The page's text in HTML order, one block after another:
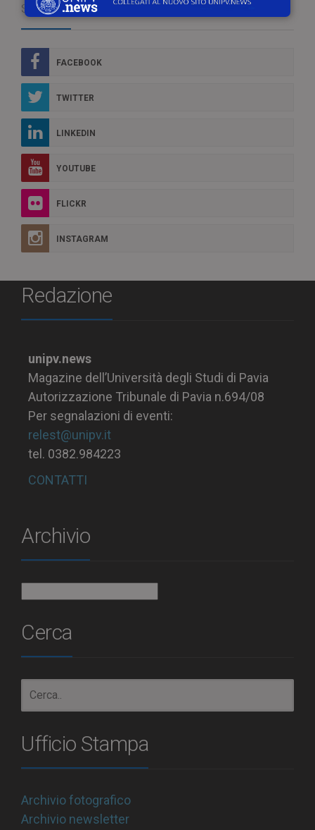
Social Box
FACEBOOK
TWITTER
LINKEDIN
YOUTUBE
FLICKR
INSTAGRAM
Redazione
unipv.news
Magazine dell’Università degli Studi di Pavia
Autorizzazione Tribunale di Pavia n.694/08
Per segnalazioni di eventi:
relest@unipv.it
tel. 0382.984223
CONTATTI
Archivio
Cerca
Ufficio Stampa
Archivio fotografico
Archivio newsletter